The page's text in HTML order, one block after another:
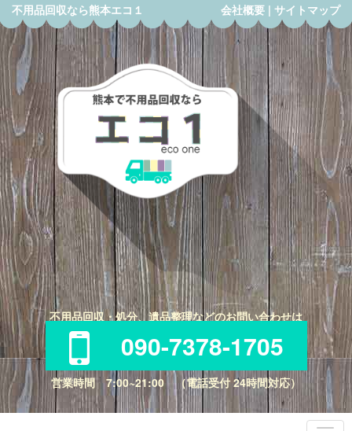
不用品回収なら熊本エコ１ 会社概要| サイトマップ
不用品回収・処分、遺品整理などのお問い合わせは
090-7378-1705
営業時間 7:00~21:00 （電話受付 24時間対応）